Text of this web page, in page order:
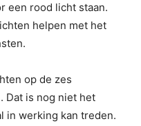
een rood licht staan.
helpen met het
op de zes
Dat is nog niet het
in werking kan treden.